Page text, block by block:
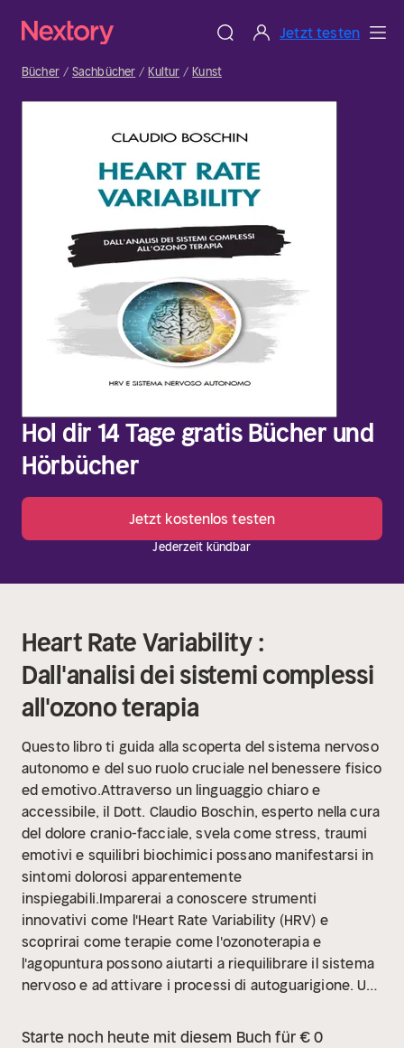
Jetzt testen
Bücher Sachbücher Kultur Kunst
Hol dir 14 Tage gratis Bücher und
Hörbücher
Jetzt kostenlos testen
Jederzeit kündbar
Heart Rate Variability :
Dall'analisi dei sistemi complessi
all'ozono terapia
Questo libro ti guida alla scoperta del sistema nervoso
autonomo e del suo ruolo cruciale nel benessere fisico
ed emotivo.Attraverso un linguaggio chiaro e
accessibile, il Dott. Claudio Boschin, esperto nella cura
del dolore cranio-facciale, svela come stress, traumi
emotivi e squilibri biochimici possano manifestarsi in
sintomi dolorosi apparentemente
inspiegabili.Imparerai a conoscere strumenti
innovativi come l'Heart Rate Variability (HRV) e
scoprirai come terapie come l'ozonoterapia e
l'agopuntura possono aiutarti a riequilibrare il sistema
nervoso e ad attivare i processi di autoguarigione. Un
scienza, medicina tradizionale e una profonda
Starte noch heute mit diesem Buch für € 0